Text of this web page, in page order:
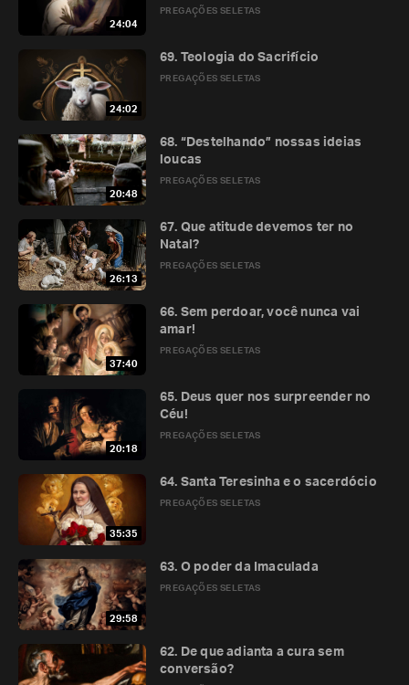
24:04
PREGAÇÕES SELETAS
24:02
PREGAÇÕES SELETAS
69. Teologia do Sacrifício
20:48
PREGAÇÕES SELETAS
68. “Destelhando” nossas ideias
loucas
26:13
PREGAÇÕES SELETAS
67. Que atitude devemos ter no
Natal?
37:40
PREGAÇÕES SELETAS
66. Sem perdoar, você nunca vai
amar!
20:18
PREGAÇÕES SELETAS
65. Deus quer nos surpreender no
Céu!
35:35
PREGAÇÕES SELETAS
64. Santa Teresinha e o sacerdócio
29:58
PREGAÇÕES SELETAS
63. O poder da Imaculada
62. De que adianta a cura sem
conversão?